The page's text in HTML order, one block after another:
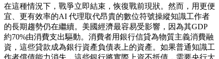
在這種情況下，戰爭立即結束，恢復戰前現狀。然而，用更便
宜、更有效率的AI 代理取代昂貴的數位符號操縱知識工作者
的長期趨勢仍在繼續。美國經濟最容易受影響，因為其GDP
約70%由消費支出驅動。消費者用銀行信貸為物質主義消費融
資，這些貸款成為銀行資產負債表上的資產。如果普通知識工
作者償債能力消失，這些銀行將實際上資不抵債，需要央行大